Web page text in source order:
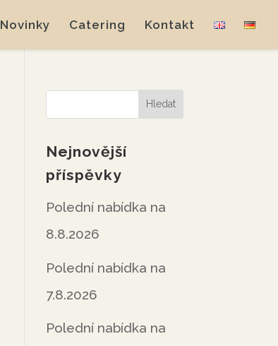
Novinky Catering Kontakt
Nejnovější
příspěvky
Polední nabídka na
8.8.2026
Polední nabídka na
7.8.2026
Polední nabídka na